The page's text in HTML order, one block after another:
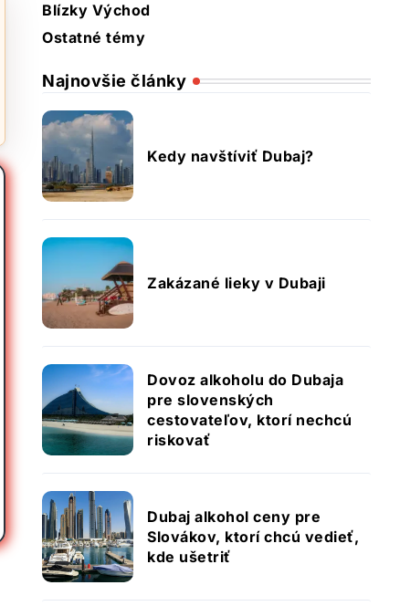
Blízky Východ
Ostatné témy
Najnovšie články
Kedy navštíviť Dubaj?
Zakázané lieky v Dubaji
Dovoz alkoholu do Dubaja
pre slovenských
cestovateľov, ktorí nechcú
riskovať
Dubaj alkohol ceny pre
Slovákov, ktorí chcú vedieť,
kde ušetriť